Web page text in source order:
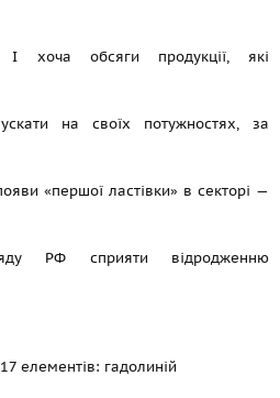
І хоча обсяги продукції, які
на своїх потужностях, за
«першої ластівки» в секторі —
РФ сприяти відродженню
елементів: гадолиній